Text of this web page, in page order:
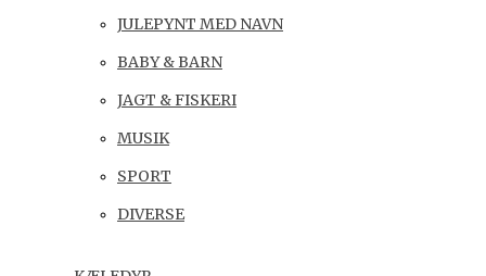
JULEPYNT MED NAVN
BABY & BARN
JAGT & FISKERI
MUSIK
SPORT
DIVERSE